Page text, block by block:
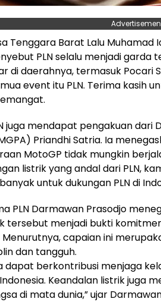
Tenggara Barat Lalu
PLN selalu menjadi
di daerahnya, termasuk Pocari
event itu PLN. Terima kasih
juga mendapat pengakuan dari
Priandhi Satria. Ia
MotoGP tidak mungkin
listrik yang andal dari PLN,
untuk dukungan PLN di
PLN Darmawan Prasodjo
tersebut menjadi bukti
capaian ini
dan tangguh.
dapat berkontribusi menjaga
Keandalan listrik juga
di mata dunia,” ujar